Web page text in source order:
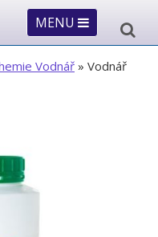
MENU
Vodnář » Vodnář